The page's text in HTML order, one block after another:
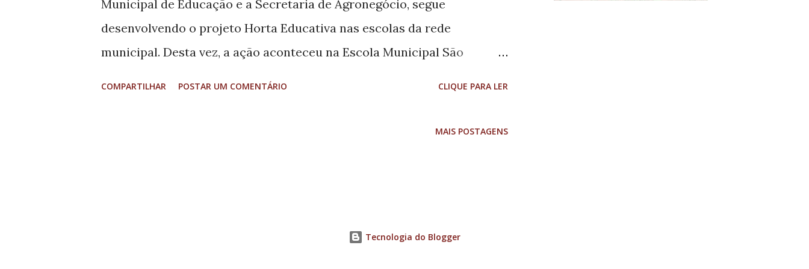
assinatura de atos aconteceu no Teatro Municipal ...
Municipal de Educação e a Secretaria de Agronegócio, segue
desenvolvendo o projeto Horta Educativa nas escolas da rede
municipal. Desta vez, a ação aconteceu na Escola Municipal São
equipe e responsabilidade, despertando nas crianças hábitos saudáveis
COMPARTILHAR POSTAR UM COMENTÁRIO CLIQUE PARA LER
MAIS POSTAGENS
Tecnologia do Blogger